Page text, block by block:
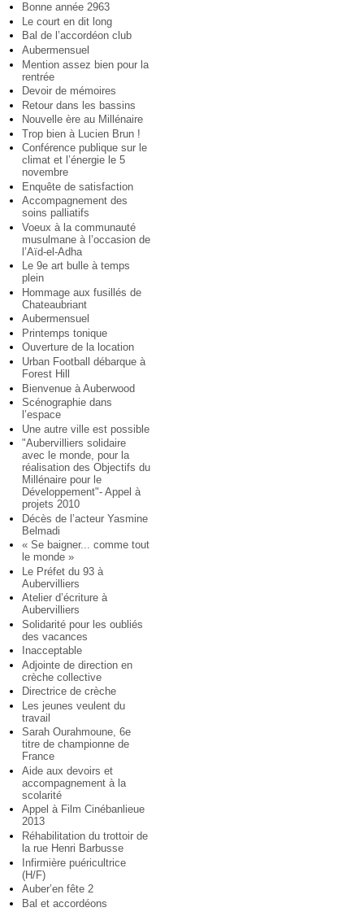
Bonne année 2963
Le court en dit long
Bal de l’accordéon club
Aubermensuel
Mention assez bien pour la
rentrée
Devoir de mémoires
Retour dans les bassins
Nouvelle ère au Millénaire
Trop bien à Lucien Brun !
Conférence publique sur le
climat et l’énergie le 5
novembre
Enquête de satisfaction
Accompagnement des
soins palliatifs
Voeux à la communauté
musulmane à l’occasion de
l’Aïd-el-Adha
Le 9e art bulle à temps
plein
Hommage aux fusillés de
Chateaubriant
Aubermensuel
Printemps tonique
Ouverture de la location
Urban Football débarque à
Forest Hill
Bienvenue à Auberwood
Scénographie dans
l’espace
Une autre ville est possible
"Aubervilliers solidaire
avec le monde, pour la
réalisation des Objectifs du
Millénaire pour le
Développement"- Appel à
projets 2010
Décès de l’acteur Yasmine
Belmadi
« Se baigner... comme tout
le monde »
Le Préfet du 93 à
Aubervilliers
Atelier d’écriture à
Aubervilliers
Solidarité pour les oubliés
des vacances
Inacceptable
Adjointe de direction en
crèche collective
Directrice de crèche
Les jeunes veulent du
travail
Sarah Ourahmoune, 6e
titre de championne de
France
Aide aux devoirs et
accompagnement à la
scolarité
Appel à Film Cinébanlieue
2013
Réhabilitation du trottoir de
la rue Henri Barbusse
Infirmière puéricultrice
(H/F)
Auber’en fête 2
Bal et accordéons